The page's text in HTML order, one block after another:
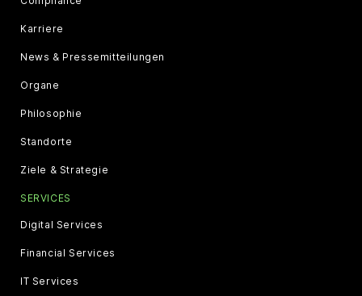
Karriere
News & Pressemitteilungen
Organe
Philosophie
Standorte
Ziele & Strategie
SERVICES
Digital Services
Financial Services
IT Services